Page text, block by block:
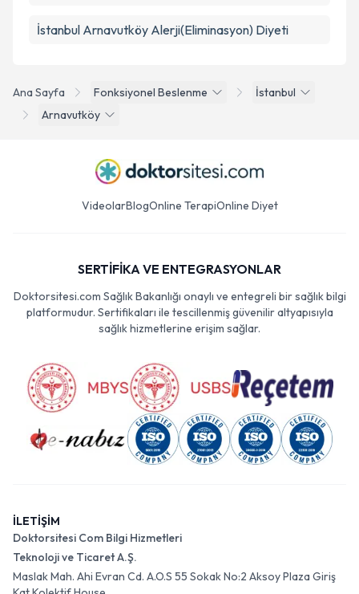
Ana Sayfa Fonksiyonel Beslenme
İstanbul
Arnavutköy
İstanbul Arnavutköy Alerji(Eliminasyon) Diyeti
VideolarBlogOnline TerapiOnline Diyet
SERTİFİKA VE ENTEGRASYONLAR
Doktorsitesi.com Sağlık Bakanlığı onaylı ve entegreli bir sağlık bilgi
platformudur. Sertifikaları ile tescillenmiş güvenilir altyapısıyla
sağlık hizmetlerine erişim sağlar.
İLETİŞİM
Doktorsitesi Com Bilgi Hizmetleri
Teknoloji ve Ticaret A.Ş.
Maslak Mah. Ahi Evran Cd. A.O.S 55 Sokak No:2 Aksoy Plaza Giriş